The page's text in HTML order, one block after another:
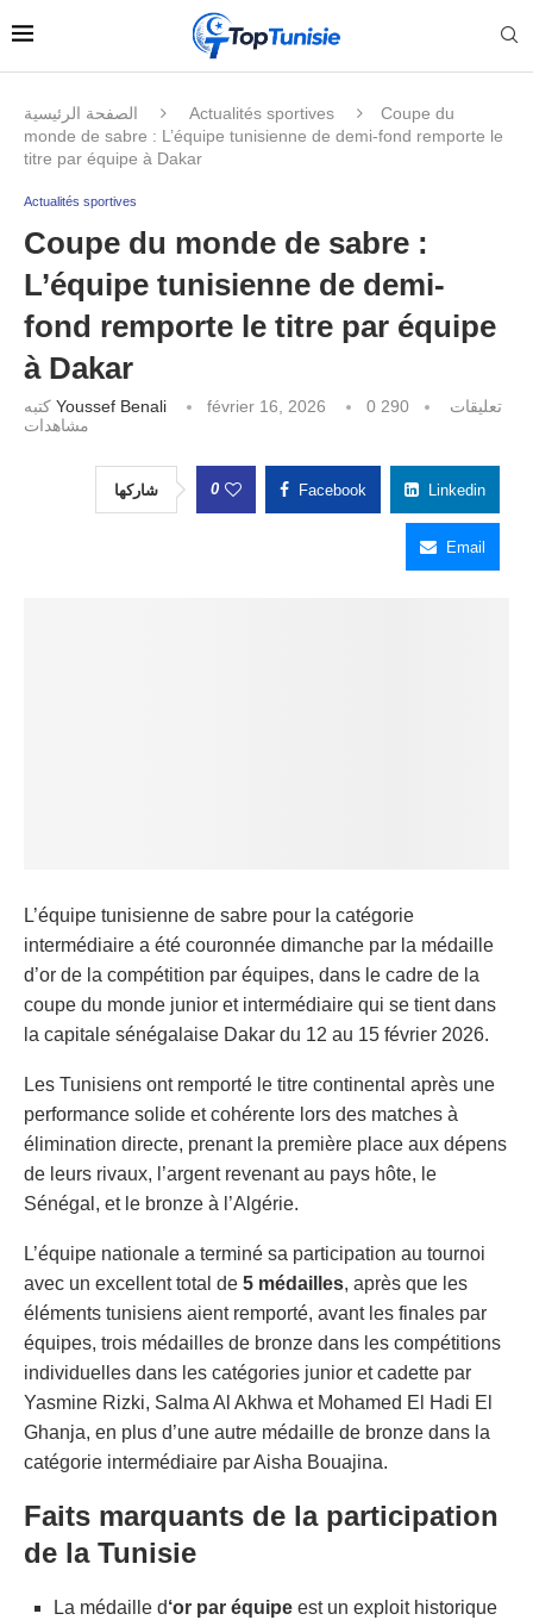
الصفحة الرئيسية Actualités sportives
Coupe du
monde de sabre : L’équipe tunisienne de demi-fond remporte le
titre par équipe à Dakar
Actualités sportives
Coupe du monde de sabre :
L’équipe tunisienne de demi-
fond remporte le titre par équipe
à Dakar
Youssef Benali février 16, 2026 0 تعليقات
290
مشاهدات
شاركها 0 Facebook Linkedin
Email
L’équipe tunisienne de sabre pour la catégorie
intermédiaire a été couronnée dimanche par la médaille
d’or de la compétition par équipes, dans le cadre de la
coupe du monde junior et intermédiaire qui se tient dans
la capitale sénégalaise Dakar du 12 au 15 février 2026.
Les Tunisiens ont remporté le titre continental après une
performance solide et cohérente lors des matches à
élimination directe, prenant la première place aux dépens
de leurs rivaux, l’argent revenant au pays hôte, le
Sénégal, et le bronze à l’Algérie.
L’équipe nationale a terminé sa participation au tournoi
avec un excellent total de 5 médailles, après que les
éléments tunisiens aient remporté, avant les finales par
équipes, trois médailles de bronze dans les compétitions
individuelles dans les catégories junior et cadette par
Yasmine Rizki, Salma Al Akhwa et Mohamed El Hadi El
Ghanja, en plus d’une autre médaille de bronze dans la
catégorie intermédiaire par Aisha Bouajina.
Faits marquants de la participation
de la Tunisie
La médaille d‘or par équipe est un exploit historique